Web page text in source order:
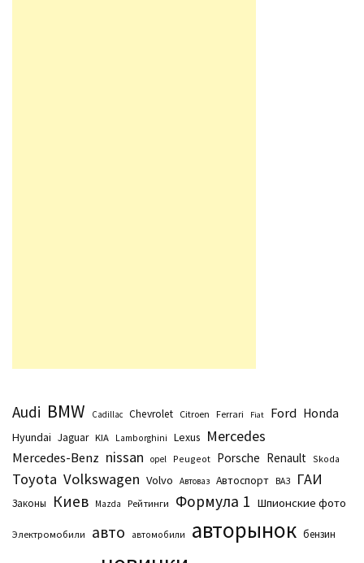
Audi BMW Cadillac Chevrolet Citroen Ferrari Fiat Ford Honda
Hyundai Jaguar KIA Lamborghini Lexus Mercedes
Mercedes-Benz nissan opel Peugeot Porsche Renault Skoda
Toyota Volkswagen Volvo Автоваз Автоспорт ВАЗ ГАИ
Законы Киев Маzda Рейтинги Формула 1 Шпионские фото
Электромобили авто автомобили авторынок бензин